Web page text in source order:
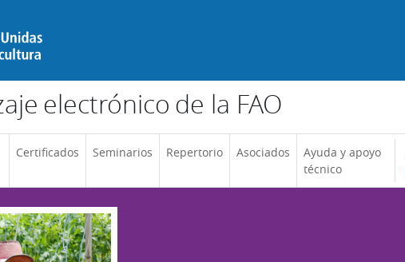
electrónico de la FAO
Certificados Seminarios Repertorio Asociados
Ayuda y apoyo
técnico